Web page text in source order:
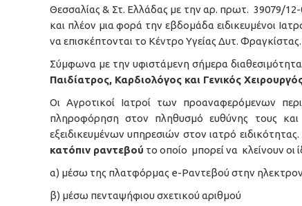
Θεσσαλίας & Στ. Ελλάδας με την αρ. πρωτ. 39079/
και πλέον μια φορά την εβδομάδα ειδικευμένοι
να επισκέπτονται το Κέντρο Υγείας Δυτ. Φραγκίστας.
Σύμφωνα με την υφιστάμενη σήμερα
Παιδίατρος, Καρδιολόγος και Γενικός
Οι Αγροτικοί Ιατροί των προαναφερόμενων
πληροφόρηση στον πληθυσμό ευθύνης τους
εξειδικευμένων υπηρεσιών στον ιατρό ειδικότητας.
κατόπιν ραντεβού το οποίο μπορεί να κλείνουν οι
α) μέσω της πλατφόρμας e-Ραντεβού στην
β) μέσω πενταψήφιου σχετικού αριθμού